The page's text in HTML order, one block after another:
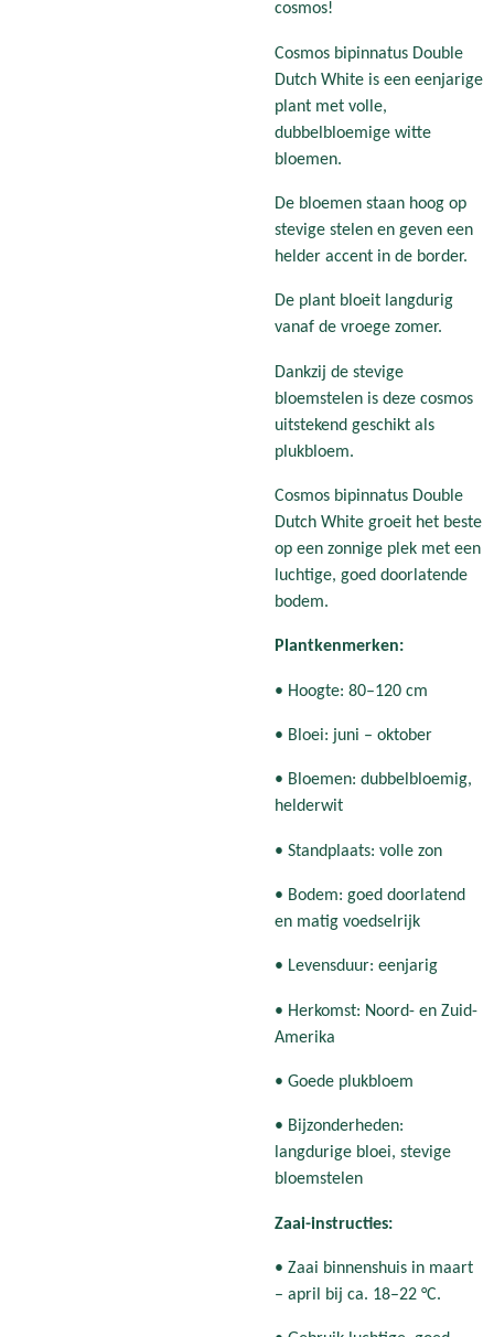
cosmos!
Cosmos bipinnatus Double
Dutch White is een eenjarige
plant met volle,
dubbelbloemige witte
bloemen.
De bloemen staan hoog op
stevige stelen en geven een
helder accent in de border.
De plant bloeit langdurig
vanaf de vroege zomer.
Dankzij de stevige
bloemstelen is deze cosmos
uitstekend geschikt als
plukbloem.
Cosmos bipinnatus Double
Dutch White groeit het beste
op een zonnige plek met een
luchtige, goed doorlatende
bodem.
Plantkenmerken:
• Hoogte: 80–120 cm
• Bloei: juni – oktober
• Bloemen: dubbelbloemig,
helderwit
• Standplaats: volle zon
• Bodem: goed doorlatend
en matig voedselrijk
• Levensduur: eenjarig
• Herkomst: Noord- en Zuid-
Amerika
• Goede plukbloem
• Bijzonderheden:
langdurige bloei, stevige
bloemstelen
Zaai-instructies:
• Zaai binnenshuis in maart
– april bij ca. 18–22 °C.